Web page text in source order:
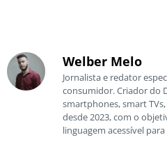
Welber Melo
Jornalista e redator
consumidor. Criador do
smartphones, smart
desde 2023, com o
linguagem acessível